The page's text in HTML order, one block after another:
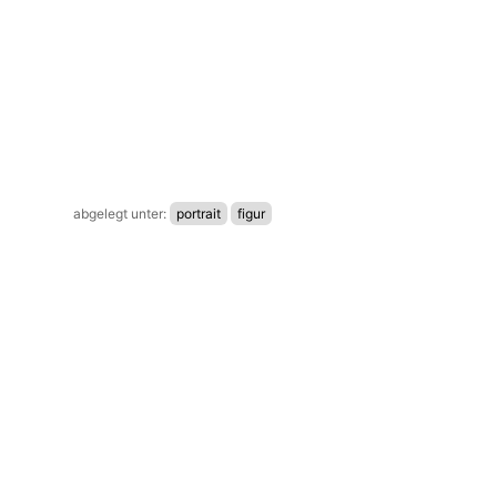
abgelegt unter: portrait figur